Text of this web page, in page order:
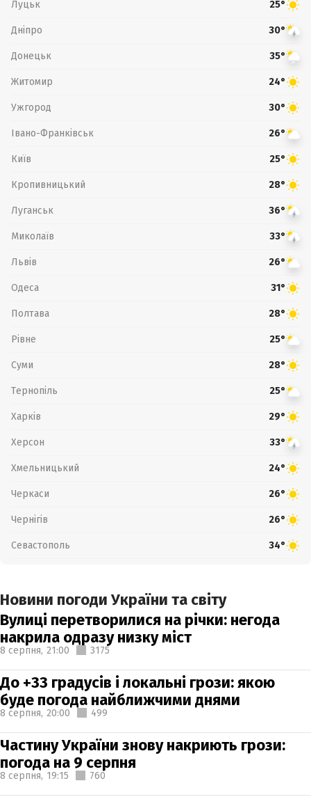
Луцьк 25°
Дніпро 30°
Донецьк 35°
Житомир 24°
Ужгород 30°
Івано-Франківськ 26°
Київ 25°
Кропивницький 28°
Луганськ 36°
Миколаїв 33°
Львів 26°
Одеса 31°
Полтава 28°
Рівне 25°
Суми 28°
Тернопіль 25°
Харків 29°
Херсон 33°
Хмельницький 24°
Черкаси 26°
Чернігів 26°
Севастополь 34°
Новини погоди України та світу
Вулиці перетворилися на річки: негода
накрила одразу низку міст
8 серпня, 21:00 3175
До +33 градусів і локальні грози: якою
буде погода найближчими днями
8 серпня, 20:00 499
Частину України знову накриють грози:
погода на 9 серпня
8 серпня, 19:15 760